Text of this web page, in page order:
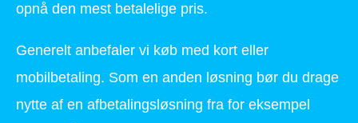
opnå den mest betalelige pris.
Generelt anbefaler vi køb med kort eller
mobilbetaling. Som en anden løsning bør du drage
nytte af en afbetalingsløsning fra for eksempel